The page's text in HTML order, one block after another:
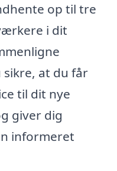
op til tre
i dit
at du får
til dit nye
giver dig
informeret